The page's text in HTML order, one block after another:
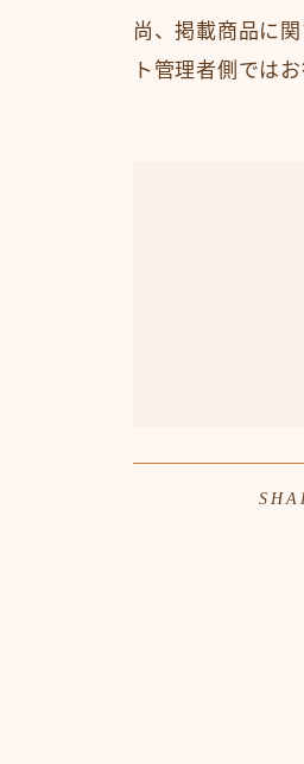
尚、掲載商品に
ト管理者側では